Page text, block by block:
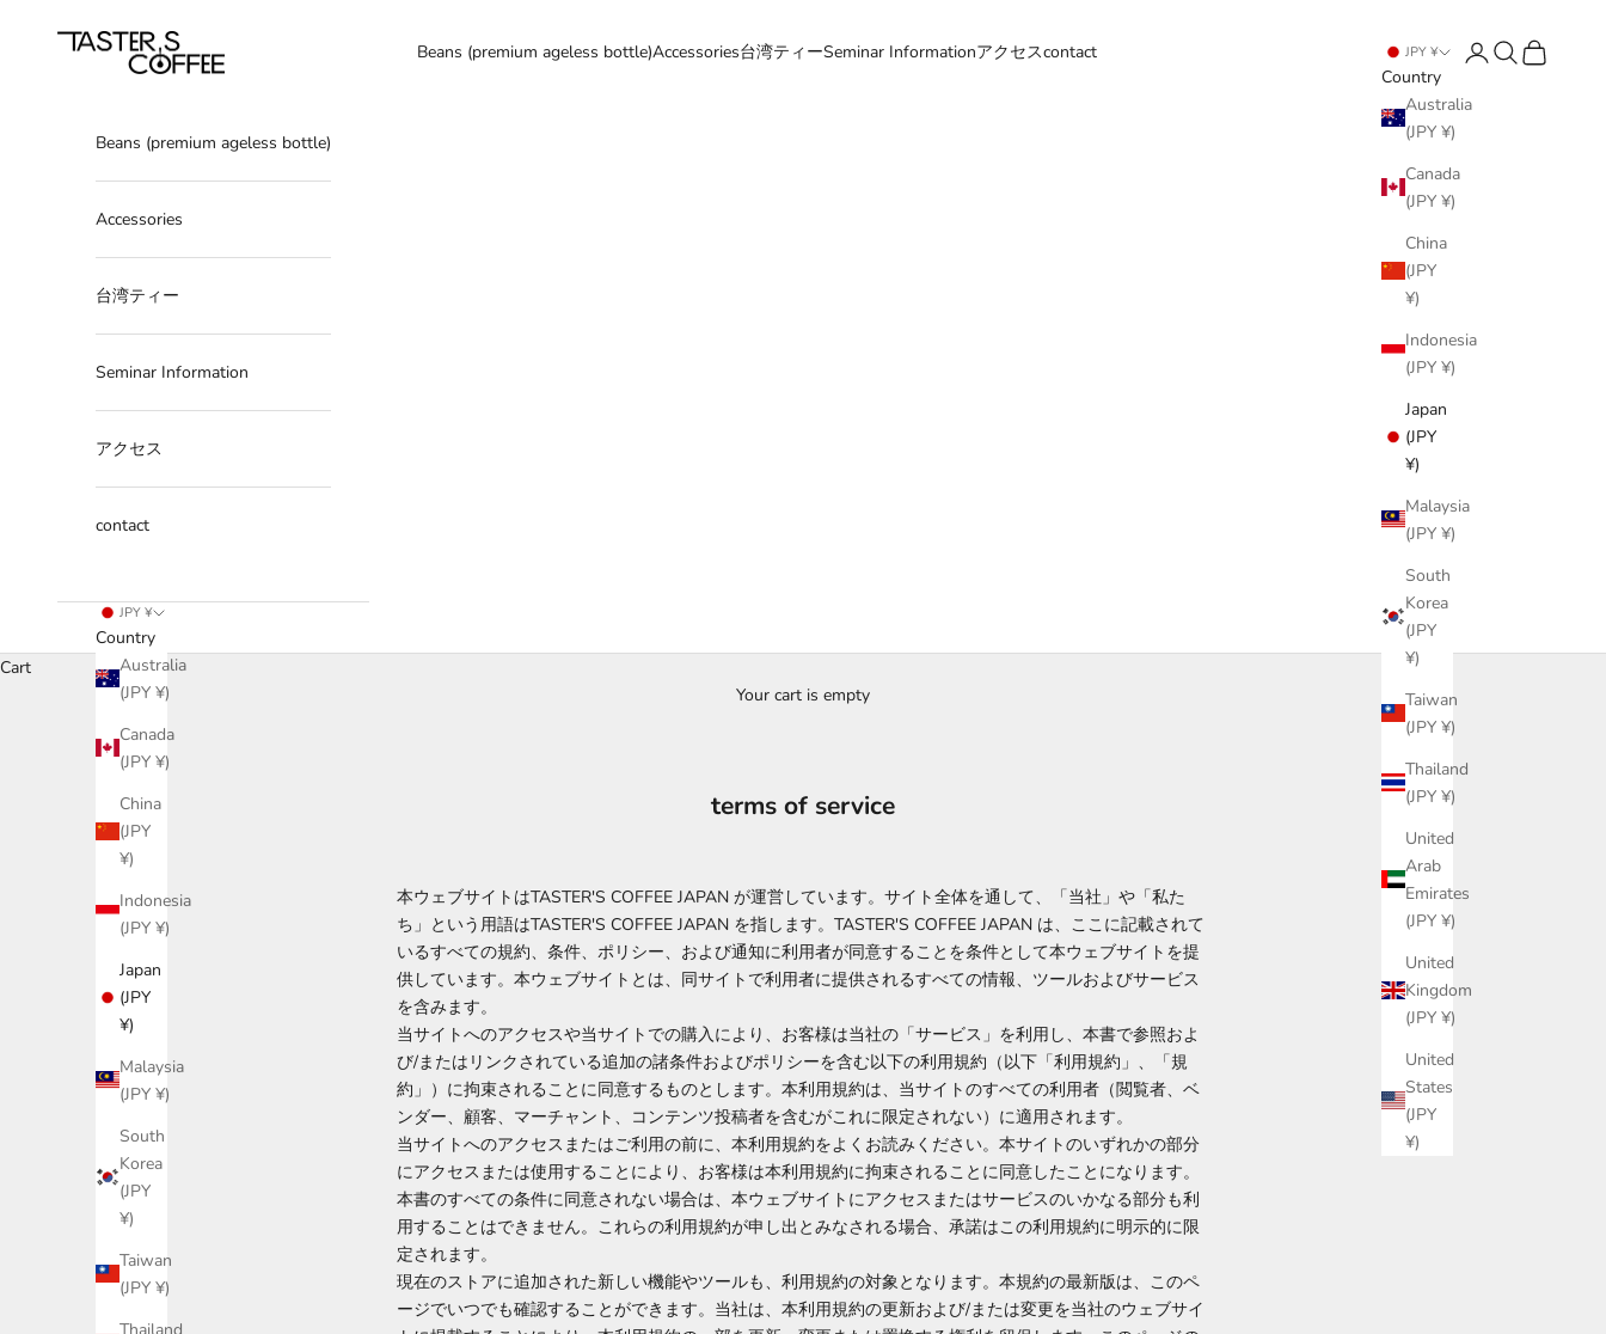
tasterscoffee
Beans (premium ageless bottle)Accessories台湾ティーSeminar Informationアクセスcontact JPY ¥
Country
Australia
(JPY ¥)
Canada
(JPY ¥)
China
(JPY
¥)
Indonesia
(JPY ¥)
Japan
(JPY
¥)
Malaysia
(JPY ¥)
South
Korea
(JPY
¥)
Taiwan
(JPY ¥)
Thailand
(JPY ¥)
United
Arab
Emirates
(JPY ¥)
United
Kingdom
(JPY ¥)
United
States
(JPY
¥)
LoginSearch
Cart
Beans (premium ageless bottle)
Accessories
台湾ティー
Seminar Information
アクセス
contact
JPY ¥
Country
Australia
(JPY ¥)
Canada
(JPY ¥)
China
(JPY
¥)
Indonesia
(JPY ¥)
Japan
(JPY
¥)
Malaysia
(JPY ¥)
South
Korea
(JPY
¥)
Taiwan
(JPY ¥)
Thailand
Cart
Your cart is empty
terms of service
本ウェブサイトはTASTER'S COFFEE JAPAN が運営しています。サイト全体を通して、「当社」や「私た
ち」という用語はTASTER'S COFFEE JAPAN を指します。TASTER'S COFFEE JAPAN は、ここに記載されて
いるすべての規約、条件、ポリシー、および通知に利用者が同意することを条件として本ウェブサイトを提
供しています。本ウェブサイトとは、同サイトで利用者に提供されるすべての情報、ツールおよびサービス
を含みます。
当サイトへのアクセスや当サイトでの購入により、お客様は当社の「サービス」を利用し、本書で参照およ
び/またはリンクされている追加の諸条件およびポリシーを含む以下の利用規約（以下「利用規約」、「規
約」）に拘束されることに同意するものとします。本利用規約は、当サイトのすべての利用者（閲覧者、ベ
ンダー、顧客、マーチャント、コンテンツ投稿者を含むがこれに限定されない）に適用されます。
当サイトへのアクセスまたはご利用の前に、本利用規約をよくお読みください。本サイトのいずれかの部分
にアクセスまたは使用することにより、お客様は本利用規約に拘束されることに同意したことになります。
本書のすべての条件に同意されない場合は、本ウェブサイトにアクセスまたはサービスのいかなる部分も利
用することはできません。これらの利用規約が申し出とみなされる場合、承諾はこの利用規約に明示的に限
定されます。
現在のストアに追加された新しい機能やツールも、利用規約の対象となります。本規約の最新版は、このペ
ージでいつでも確認することができます。当社は、本利用規約の更新および/または変更を当社のウェブサイ